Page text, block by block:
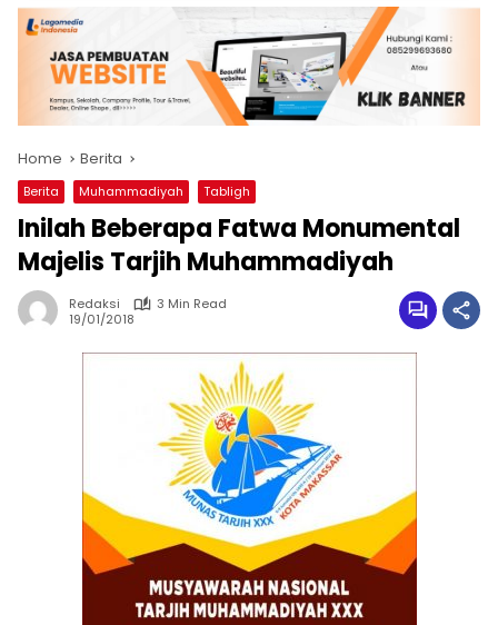
Home Berita
Berita Muhammadiyah Tabligh
Inilah Beberapa Fatwa Monumental
Majelis Tarjih Muhammadiyah
Redaksi
3 Min Read
19/01/2018